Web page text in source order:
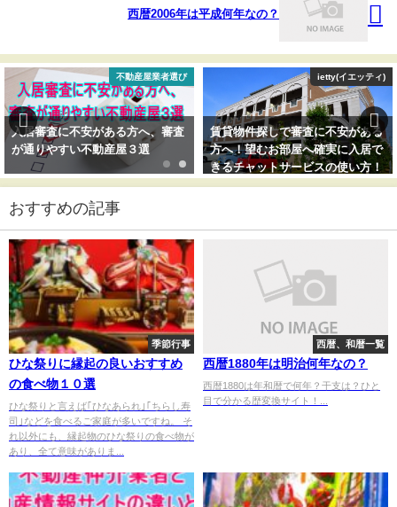
西暦2006年は平成何年なの？
不動産屋業者選び
入居審査に不安がある方へ、審査
が通りやすい不動産屋３選
ietty(イエッティ)
賃貸物件探しで審査に不安がある
方へ！望むお部屋へ確実に入居で
きるチャットサービスの使い方！
おすすめの記事
季節行事
ひな祭りに縁起の良いおすすめ
の食べ物１０選
ひな祭りと言えば｢ひなあられ｣｢ちらし寿
司｣などを食べるご家庭が多いですね。 そ
れ以外にも、縁起物のひな祭りの食べ物が
あり、全て意味がありま...
西暦、和暦一覧
西暦1880年は明治何年なの？
西暦1880は年和暦で何年？干支は？ひと
目で分かる歴変換サイト！...